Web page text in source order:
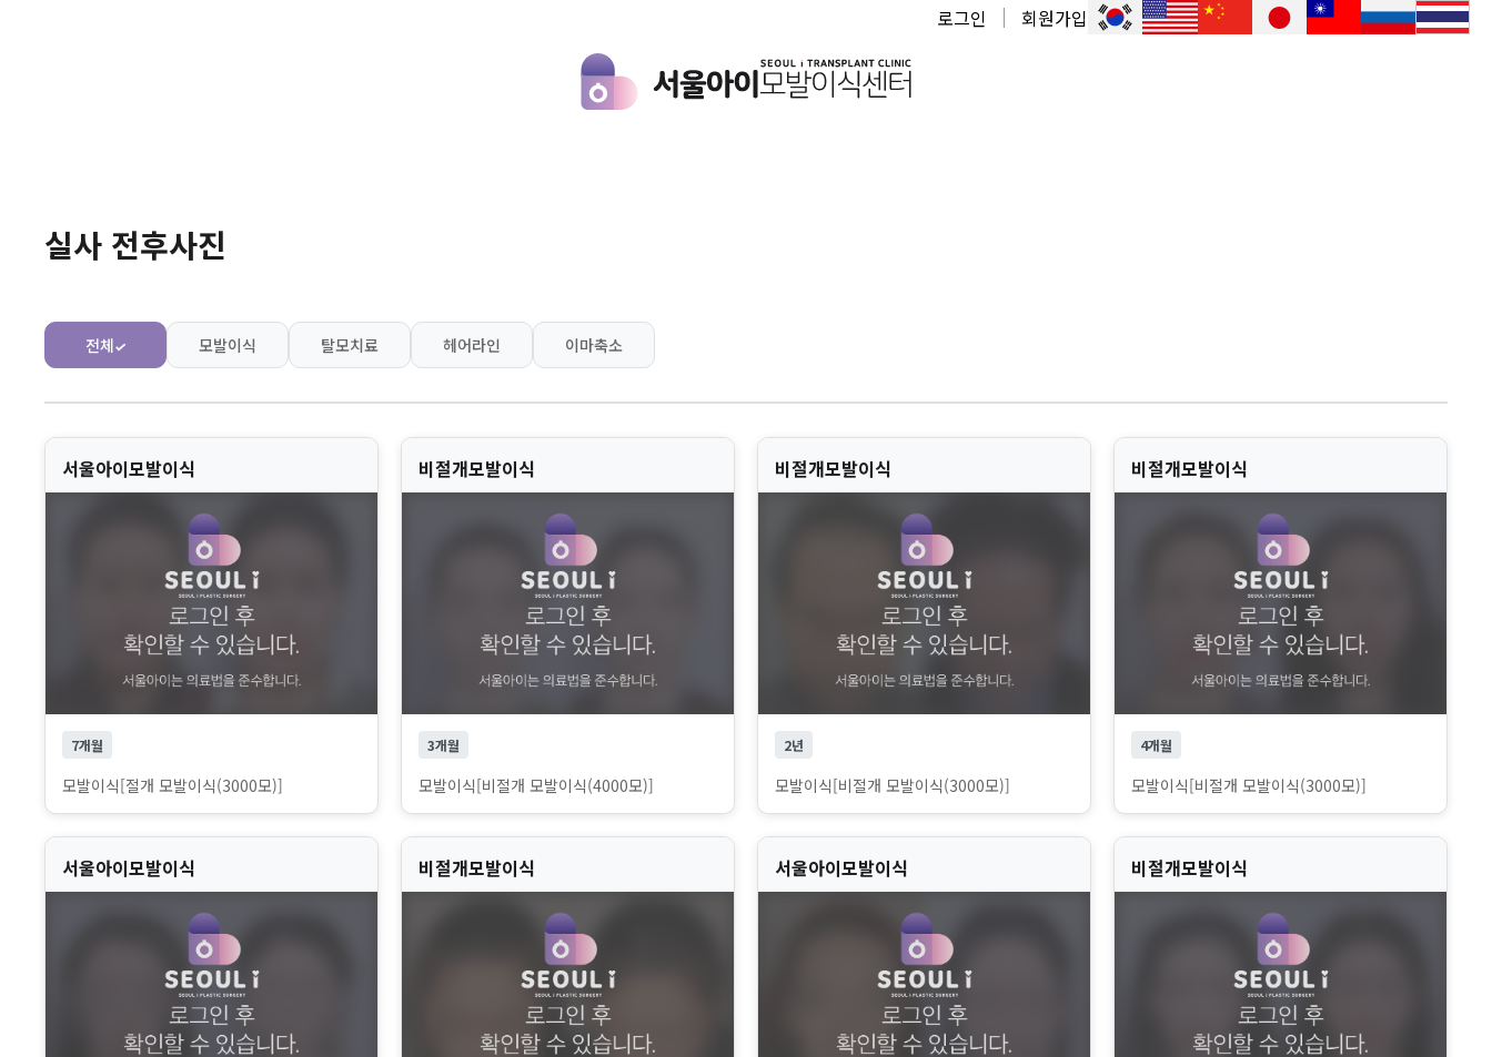
로그인 회원가입
실사 전후사진
전체✓ 모발이식 탈모치료 헤어라인 이마축소
서울아이모발이식
7개월
모발이식[절개 모발이식(3000모)]
비절개모발이식
3개월
모발이식[비절개 모발이식(4000모)]
비절개모발이식
2년
모발이식[비절개 모발이식(3000모)]
비절개모발이식
4개월
모발이식[비절개 모발이식(3000모)]
서울아이모발이식 비절개모발이식 서울아이모발이식 비절개모발이식